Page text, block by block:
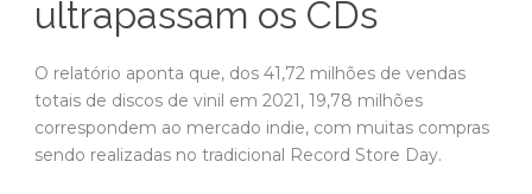
ultrapassam os CDs
O relatório aponta que, dos 41,72 milhões de vendas
totais de discos de vinil em 2021, 19,78 milhões
correspondem ao mercado indie, com muitas compras
sendo realizadas no tradicional Record Store Day.